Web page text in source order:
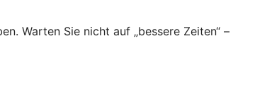
Warten Sie nicht auf „bessere Zeiten“ –